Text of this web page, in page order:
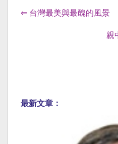
⇐ 台灣最美與最醜的風景
親
最新文章：